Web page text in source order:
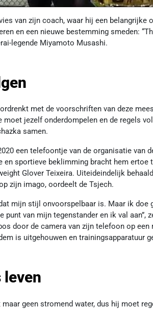
van zijn coach, waar hij een
en een nieuwe bestemming smeden:
legende Miyamoto Musashi.
met de voorschriften van deze
moet jezelf onderdompelen en de regels
samen.
een telefoontje van de organisatie van
en sportieve beklimming bracht hem ertoe
Glover Teixeira. Uiteideindelijk
zijn imago, oordeelt de Tsjech.
mijn stijl onvoorspelbaar is. Maar ik doe
punt van mijn tegenstander en ik val aan”,
door de camera van zijn telefoon op
is uitgehouwen en trainingsapparatuur
leven
geen stromend water, dus hij moet